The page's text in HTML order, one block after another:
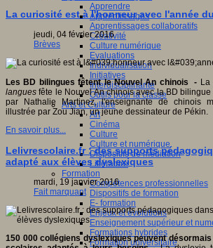
Apprendre
Apprentissages
Apprentissages collaboratifs
Créativité
Culture numérique
Evaluations
Individualisation
Initiatives
Interdisciplinarité
Outils pour la classe
Arts et Culture
Art
Cinéma
Culture
Culture et numérique
Dispositifs de médiation
Littérature
Formation
Compétences professionnelles
Dispositifs de formation
E- formation
Enjeux et évolutions
Enseignement supérieur et
Formations hybrides
Formation universitaire
La curiosité est à l'honneur avec l'année
jeudi, 04 février 2016
Brèves
Les BD bilingues fêtent le Nouvel An chinois - La
languesfête le Nouvel An chinois avec la BD
par Nathalie Martinez, l'enseignante de chinois
illustrée par Zou Jian, un jeune dessinateur de Pékin.
En savoir plus...
Lelivrescolaire.fr : des supports
adapté aux élèves dyslexiques
mardi, 19 janvier 2016
Fait marquant
150 000 collégiens dyslexiques peuvent